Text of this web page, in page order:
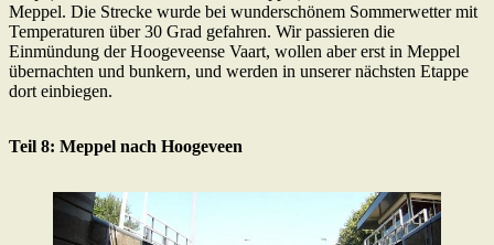
Meppel. Die Strecke wurde bei wunderschönem Sommerwetter mit
Temperaturen über 30 Grad gefahren. Wir passieren die
Einmündung der Hoogeveense Vaart, wollen aber erst in Meppel
übernachten und bunkern, und werden in unserer nächsten Etappe
dort einbiegen.
Teil 8: Meppel nach Hoogeveen